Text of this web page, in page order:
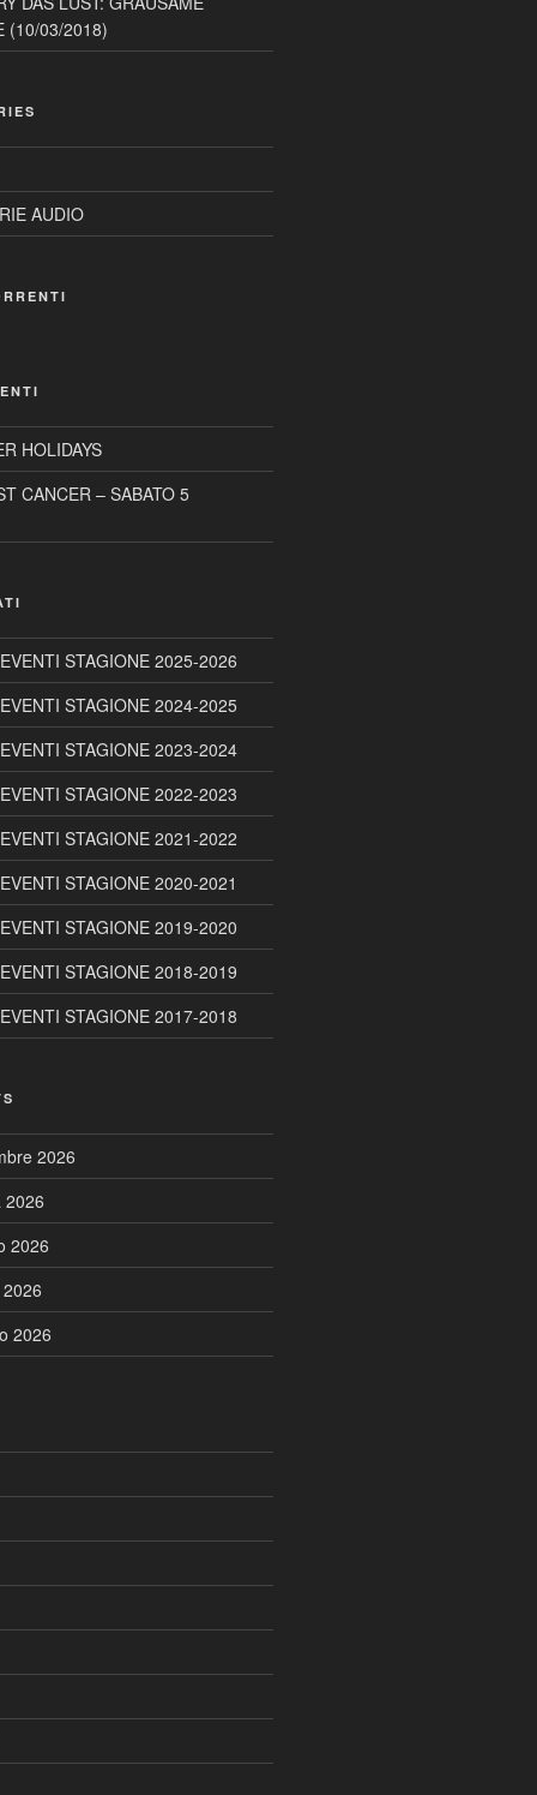
(10/03/2018)
AUDIO
HOLIDAYS
CANCER – SABATO 5
STAGIONE 2025-2026
STAGIONE 2024-2025
STAGIONE 2023-2024
STAGIONE 2022-2023
STAGIONE 2021-2022
STAGIONE 2020-2021
STAGIONE 2019-2020
STAGIONE 2018-2019
STAGIONE 2017-2018
2026
2026
2026
2026